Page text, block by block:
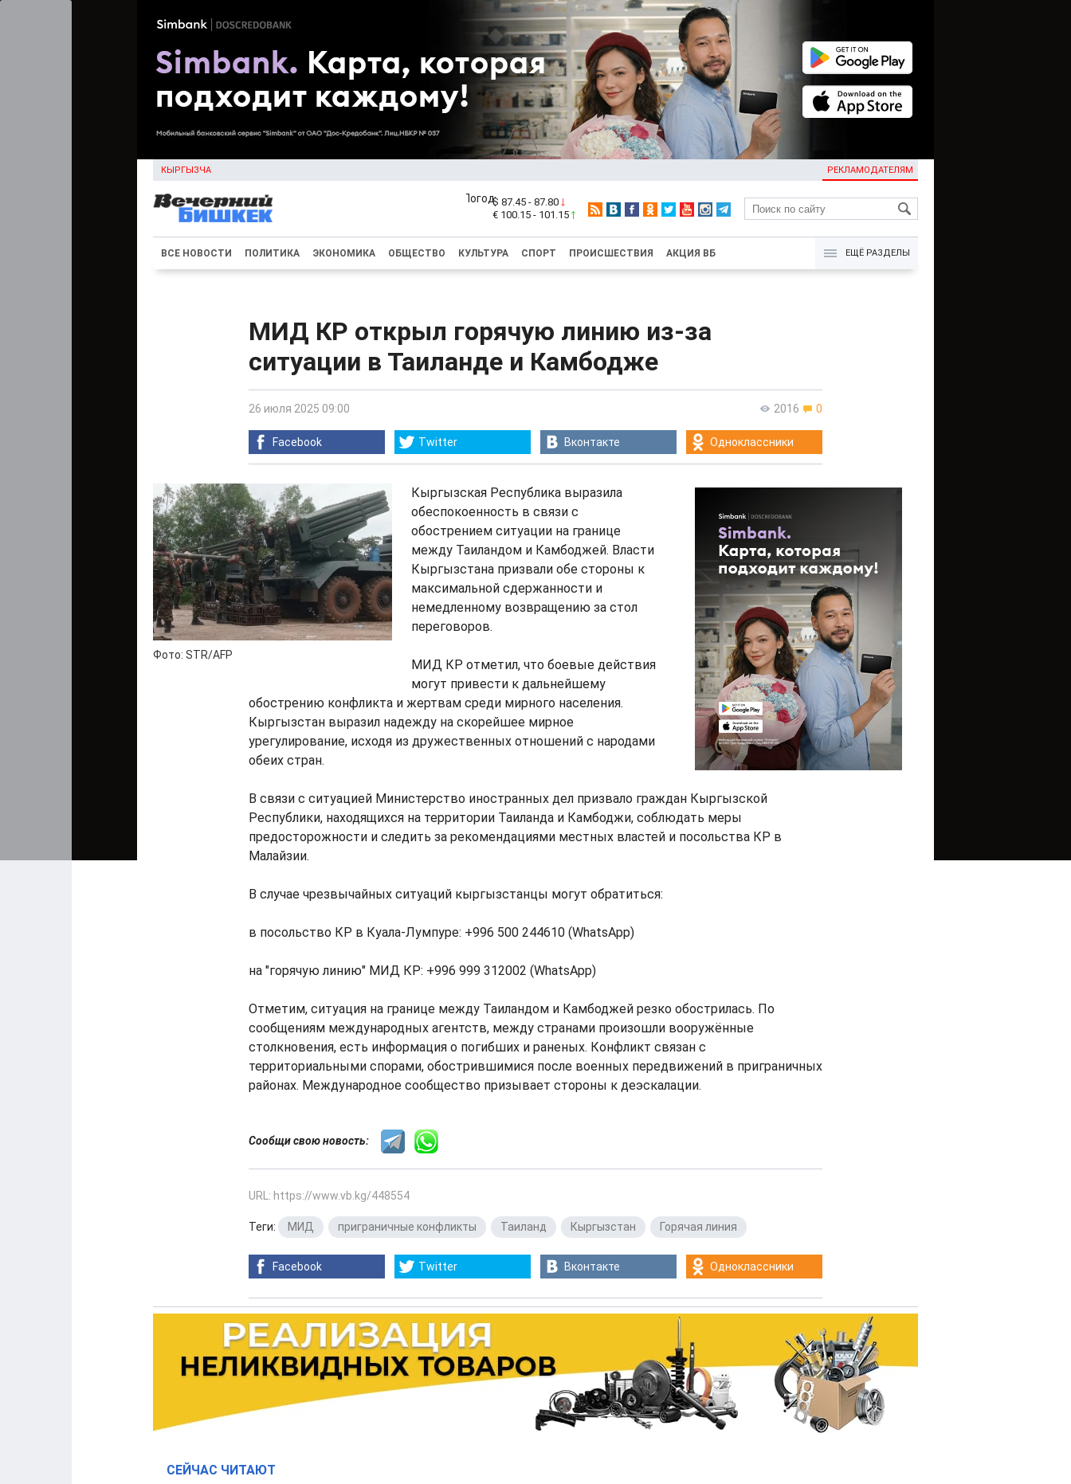
КЫРГЫЗЧА РЕКЛАМОДАТЕЛЯМ
KG
$ 87.45 - 87.80
€ 100.15 - 101.15
ВСЕ НОВОСТИ ПОЛИТИКА ЭКОНОМИКА ОБЩЕСТВО КУЛЬТУРА СПОРТ ПРОИСШЕСТВИЯ АКЦИЯ ВБ ЕЩЁ РАЗДЕЛЫ
МИД КР открыл горячую линию из-за
ситуации в Таиланде и Камбодже
2016 0
26 июля 2025 09:00
Facebook Twitter Вконтакте Одноклассники
Фото: STR/AFP
Кыргызская Республика выразила
обеспокоенность в связи с
обострением ситуации на границе
между Таиландом и Камбоджей. Власти
Кыргызстана призвали обе стороны к
максимальной сдержанности и
немедленному возвращению за стол
переговоров.
МИД КР отметил, что боевые действия
могут привести к дальнейшему
обострению конфликта и жертвам среди мирного населения.
Кыргызстан выразил надежду на скорейшее мирное
урегулирование, исходя из дружественных отношений с народами
обеих стран.
В связи с ситуацией Министерство иностранных дел призвало граждан Кыргызской
Республики, находящихся на территории Таиланда и Камбоджи, соблюдать меры
предосторожности и следить за рекомендациями местных властей и посольства КР в
Малайзии.
В случае чрезвычайных ситуаций кыргызстанцы могут обратиться:
в посольство КР в Куала-Лумпуре: +996 500 244610 (WhatsApp)
на "горячую линию" МИД КР: +996 999 312002 (WhatsApp)
Отметим, ситуация на границе между Таиландом и Камбоджей резко обострилась. По
сообщениям международных агентств, между странами произошли вооружённые
столкновения, есть информация о погибших и раненых. Конфликт связан с
территориальными спорами, обострившимися после военных передвижений в приграничных
районах. Международное сообщество призывает стороны к деэскалации.
Сообщи свою новость:
URL: https://www.vb.kg/448554
Теги: МИД приграничные конфликты Таиланд Кыргызстан Горячая линия
Facebook Twitter Вконтакте Одноклассники
СЕЙЧАС ЧИТАЮТ